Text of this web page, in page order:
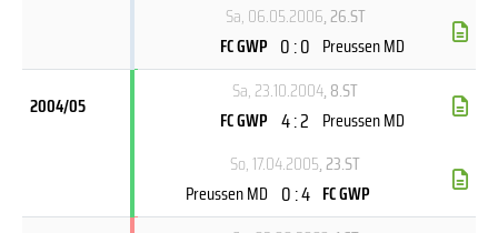
Sa, 06.05.2006, 26.ST
FC GWP 0 : 0 Preussen MD
2004/05
Sa, 23.10.2004, 8.ST
FC GWP 4 : 2 Preussen MD
So, 17.04.2005, 23.ST
Preussen MD 0 : 4 FC GWP